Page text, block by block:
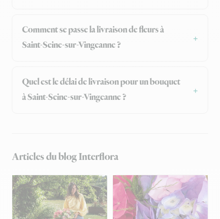
Comment se passe la livraison de fleurs à
Saint-Seine-sur-Vingeanne ?
Quel est le délai de livraison pour un bouquet
à Saint-Seine-sur-Vingeanne ?
Articles du blog Interflora